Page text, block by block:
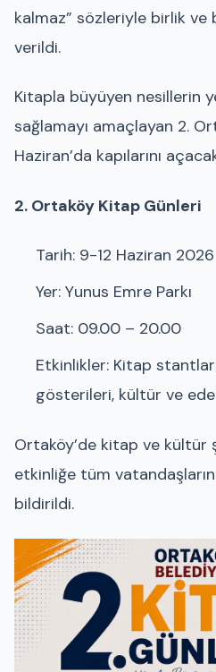
kalmaz” sözleriyle birlik ve
verildi.
Kitapla büyüyen nesillerin
sağlamayı amaçlayan 2.
Haziran’da kapılarını
2. Ortaköy Kitap Günleri
Tarih: 9-12 Haziran 2026
Yer: Yunus Emre Parkı
Saat: 09.00 – 20.00
Etkinlikler: Kitap
gösterileri, kültür ve
Ortaköy’de kitap ve kültür
etkinliğe tüm
bildirildi.